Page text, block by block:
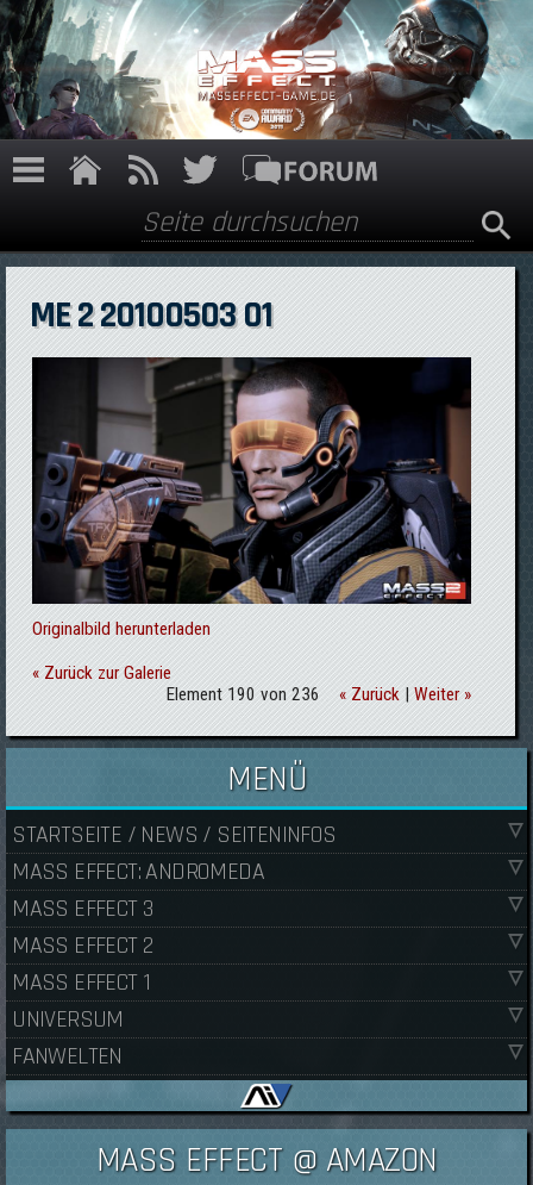
Direkt zum Inhalt
Suchformular
Suche
ME 2 20100503 01
Originalbild herunterladen
« Zurück zur Galerie
Element 190 von 236
« Zurück|Weiter »
MENÜ
STARTSEITE / NEWS / SEITENINFOS
MASS EFFECT: ANDROMEDA
MASS EFFECT 3
MASS EFFECT 2
MASS EFFECT 1
UNIVERSUM
FANWELTEN
MASS EFFECT @ AMAZON